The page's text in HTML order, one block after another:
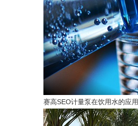
赛高SEO计量泵在饮用水的应用